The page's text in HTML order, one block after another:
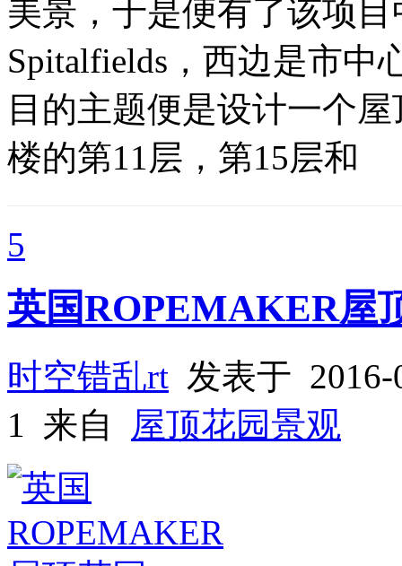
美景，于是便有了该项
Spitalfields，西边是市中
目的主题便是设计一个
楼的第11层，第15层和
5
英国ROPEMAKER屋
时空错乱rt 发表于
1 来自 屋顶花园景观